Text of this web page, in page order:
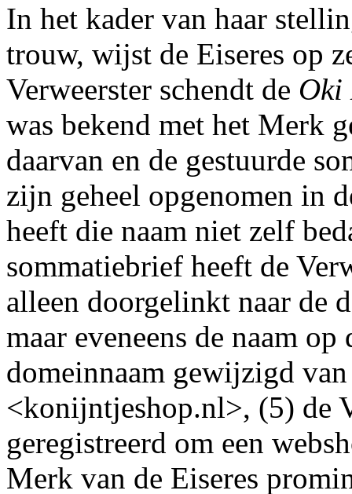
In het kader van haar
trouw, wijst de Eiseres op
Verweerster schendt de Oki
was bekend met het Merk
daarvan en de gestuurde
zijn geheel opgenomen in
heeft die naam niet zelf
sommatiebrief heeft de
alleen doorgelinkt naar de
maar eveneens de naam
domeinnaam gewijzigd
<konijntjeshop.nl>, (5) de
geregistreerd om een
Merk van de Eiseres